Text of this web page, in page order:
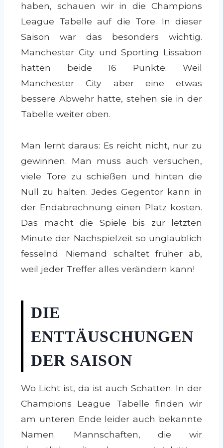
haben, schauen wir in die Champions
League Tabelle auf die Tore. In dieser
Saison war das besonders wichtig.
Manchester City und Sporting Lissabon
hatten beide 16 Punkte. Weil
Manchester City aber eine etwas
bessere Abwehr hatte, stehen sie in der
Tabelle weiter oben.
Man lernt daraus: Es reicht nicht, nur zu
gewinnen. Man muss auch versuchen,
viele Tore zu schießen und hinten die
Null zu halten. Jedes Gegentor kann in
der Endabrechnung einen Platz kosten.
Das macht die Spiele bis zur letzten
Minute der Nachspielzeit so unglaublich
fesselnd. Niemand schaltet früher ab,
weil jeder Treffer alles verändern kann!
DIE
ENTTÄUSCHUNGEN
DER SAISON
Wo Licht ist, da ist auch Schatten. In der
Champions League Tabelle finden wir
am unteren Ende leider auch bekannte
Namen. Mannschaften, die wir